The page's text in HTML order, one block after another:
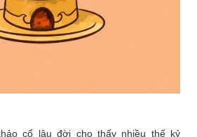
cổ lâu đời cho thấy nhiều thế kỷ